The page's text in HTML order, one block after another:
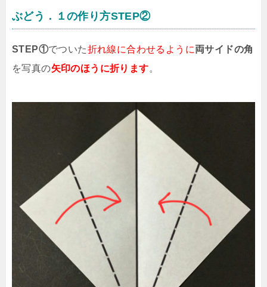
ぶどう．１の作り方STEP②
STEP①でついた折れ線に合わせるように両サイドの角
を写真の矢印のほうに折ります。